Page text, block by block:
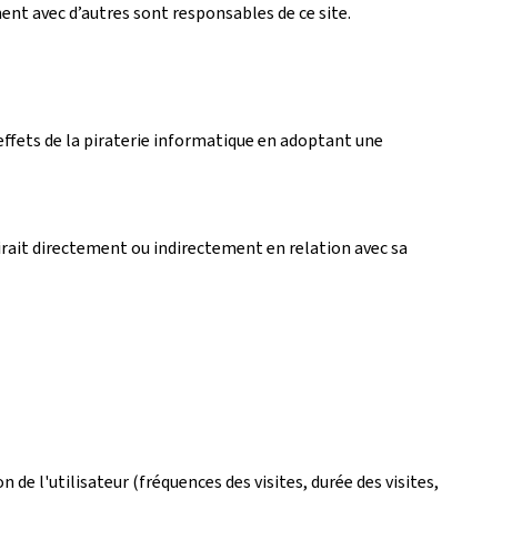
avec d’autres sont responsables de ce site.
de la piraterie informatique en adoptant une
directement ou indirectement en relation avec sa
l'utilisateur (fréquences des visites, durée des visites,